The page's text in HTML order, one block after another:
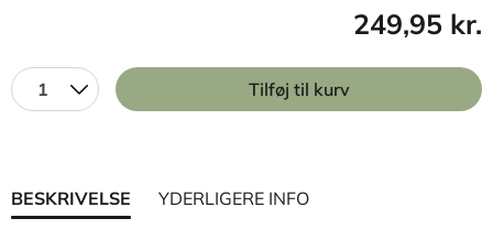
249,95 kr.
1 Tilføj til kurv
BESKRIVELSE YDERLIGERE INFO